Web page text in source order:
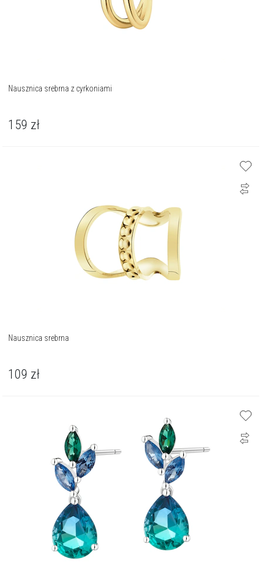
Nausznica srebrna z cyrkoniami
159 zł
Nausznica srebrna
109 zł